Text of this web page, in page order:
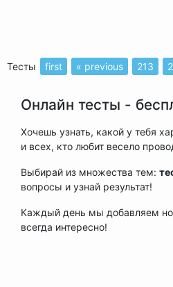
Тесты first « previous 213
Онлайн тесты -
Хочешь узнать, какой у тебя
и всех, кто любит весело
Выбирай из множества тем:
вопросы и узнай результат!
Каждый день мы добавляем
всегда интересно!